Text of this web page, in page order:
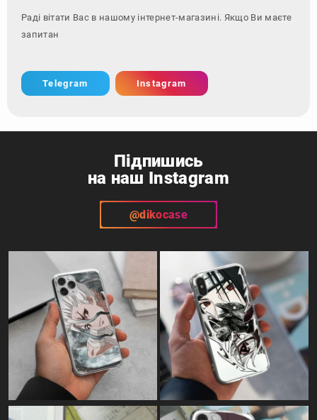
Раді вітати Вас в нашому інтернет-магазині. Якщо Ви маєте
запитання - зверніт
Telegram Instagram
Підпишись
на наш Instagram
@dikocase